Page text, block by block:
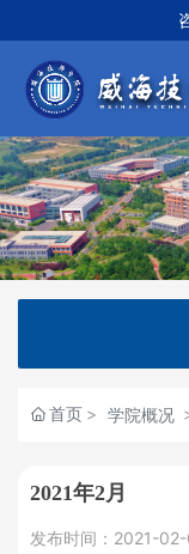
网站首页
学院概况
党建在线
首页 学院概况
2021年2月
发布时间： 2021-